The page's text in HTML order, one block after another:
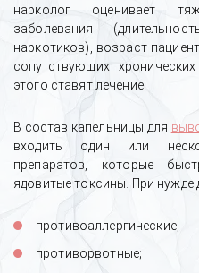
нарколог оценивает
заболевания
наркотиков), возраст
сопутствующих
этого ставят лечение.
В состав капельницы для
входить один или
препаратов, которые
ядовитые токсины. При нужде
противоаллергические;
противорвотные;